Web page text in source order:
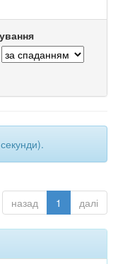
назад 1 далі